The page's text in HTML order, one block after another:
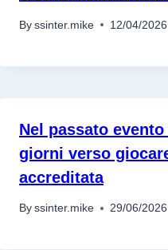
By ssinter.mike 12/04/2026
Nel passato
giorni verso
accreditata
By ssinter.mike 29/06/2026